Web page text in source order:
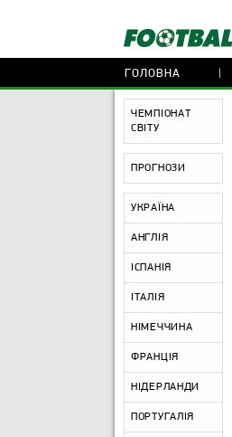
ГОЛОВНА
ЧЕМПІОНАТ
СВІТУ
ПРОГНОЗИ
УКРАЇНА
АНГЛІЯ
ІСПАНІЯ
ІТАЛІЯ
НІМЕЧЧИНА
ФРАНЦІЯ
НІДЕРЛАНДИ
ПОРТУГАЛІЯ